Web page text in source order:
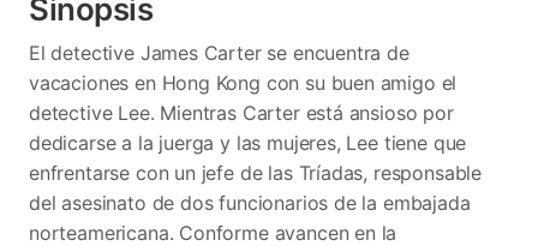
Sinopsis
El detective James Carter se encuentra de
vacaciones en Hong Kong con su buen amigo el
detective Lee. Mientras Carter está ansioso por
dedicarse a la juerga y las mujeres, Lee tiene que
enfrentarse con un jefe de las Tríadas, responsable
del asesinato de dos funcionarios de la embajada
norteamericana. Conforme avancen en la